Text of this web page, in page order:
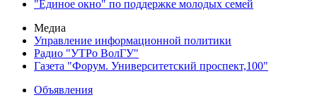
"Единое окно" по поддержке молодых семей
Медиа
Управление информационной политики
Радио "УТРо ВолГУ"
Газета "Форум. Университетский проспект,100"
Объявления